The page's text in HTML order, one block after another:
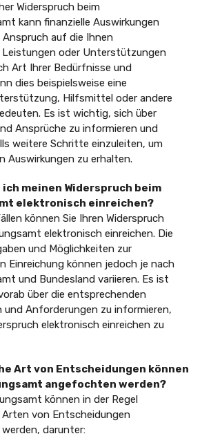
Widerspruch beim
kann finanzielle Auswirkungen
Anspruch auf die Ihnen
oder Unterstützungen
Art Ihrer Bedürfnisse und
dies beispielsweise eine
Hilfsmittel oder andere
Es ist wichtig, sich über
Ansprüche zu informieren und
weitere Schritte einzuleiten, um
Auswirkungen zu erhalten.
ich meinen Widerspruch beim
elektronisch einreichen?
können Sie Ihren Widerspruch
elektronisch einreichen. Die
und Möglichkeiten zur
Einreichung können jedoch je nach
und Bundesland variieren. Es ist
über die entsprechenden
und Anforderungen zu informieren,
elektronisch einreichen zu
Art von Entscheidungen können
angefochten werden?
können in der Regel
Arten von Entscheidungen
darunter: